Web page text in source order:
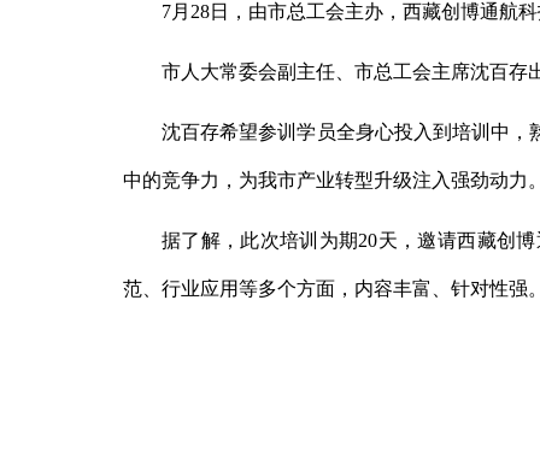
7月28日，由市总工会主办，西藏创博通航
市人大常委会副主任、市总工会主席沈百存
沈百存希望参训学员全身心投入到培训中
中的竞争力，为我市产业转型升级注入强劲动力
据了解，此次培训为期20天，邀请西藏创
范、行业应用等多个方面，内容丰富、针对性强